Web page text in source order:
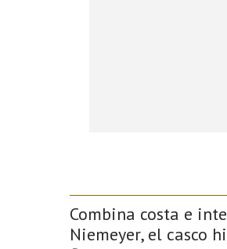
Combina costa e
Niemeyer, el casco